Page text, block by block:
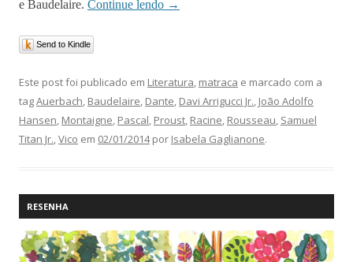
e Baudelaire. Continue lendo →
Send to Kindle
Este post foi publicado em Literatura, matraca e marcado com a
tagAuerbach, Baudelaire, Dante, Davi Arrigucci Jr., João Adolfo
Hansen, Montaigne, Pascal, Proust, Racine, Rousseau, Samuel
Titan Jr.,Vico em 02/01/2014por Isabela Gaglianone.
RESENHA